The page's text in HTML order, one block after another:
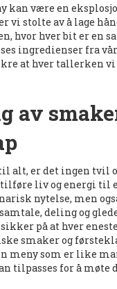
kan være en
vi stolte av å lage
hvor hver bit er en
ingredienser fra
at hver tallerken
av
alt, er det ingen tvil
liv og energi til
nytelse, men
deling og
på at hver
smaker og
meny som er like
tilpasses for å møte